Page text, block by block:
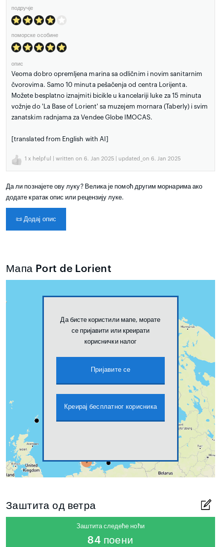
подручје
поморске особине
опис
Veoma dobro opremljena marina sa odličnim i novim sanitarnim
čvorovima. Samo 10 minuta pešačenja od centra Lorijenta.
Možete besplatno iznajmiti bicikle u kancelariji luke za 15 minuta
vožnje do 'La Base of Lorient' sa muzejem mornara (Taberly) i svim
zanatskim radnjama za Vendee Globe IMOCAS.
[translated from English with AI]
1 x helpful | written on 6. Jan 2025 | updated_on 6. Jan 2025
Да ли познајете ову луку? Велика је помоћ другим морнарима ако
додате кратак опис или рецензију луке.
📜 Додај опис
Мапа Port de Lorient
Да бисте користили мапе, морате
се пријавити или креирати
кориснички налог
Пријавите се
Креирај бесплатног корисника
Заштита од ветра
Заштита следеће ноћи
84 поени